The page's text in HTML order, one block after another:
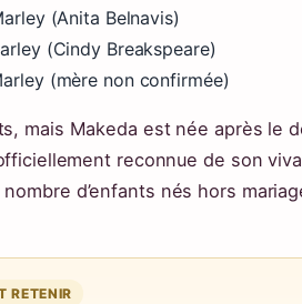
(Anita Belnavis)
(Cindy Breakspeare)
(mère non confirmée)
mais Makeda est née après le
reconnue de son
d’enfants nés hors
RETENIR